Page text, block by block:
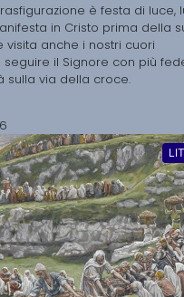
è festa di luce,
in Cristo prima della
visita anche i nostri cuori
il Signore con più
sulla via della croce.